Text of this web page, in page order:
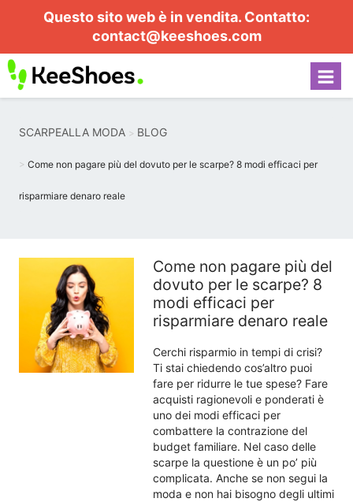
Questo sito web è in vendita. Contatto:
contact@keeshoes.com
SCARPEALLA MODA BLOG
Come non pagare più del dovuto per le scarpe? 8 modi efficaci per
risparmiare denaro reale
Come non pagare più del
dovuto per le scarpe? 8
modi efficaci per
risparmiare denaro reale
Cerchi risparmio in tempi di crisi?
Ti stai chiedendo cos’altro puoi
fare per ridurre le tue spese? Fare
acquisti ragionevoli e ponderati è
uno dei modi efficaci per
combattere la contrazione del
budget familiare. Nel caso delle
scarpe la questione è un po’ più
complicata. Anche se non segui la
moda e non hai bisogno degli ultimi